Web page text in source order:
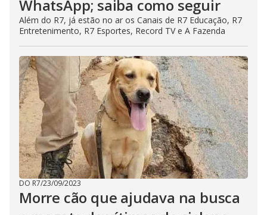
WhatsApp; saiba como seguir
Além do R7, já estão no ar os Canais de R7 Educação, R7
Entretenimento, R7 Esportes, Record TV e A Fazenda
DO R7/23/09/2023
Morre cão que ajudava na busca